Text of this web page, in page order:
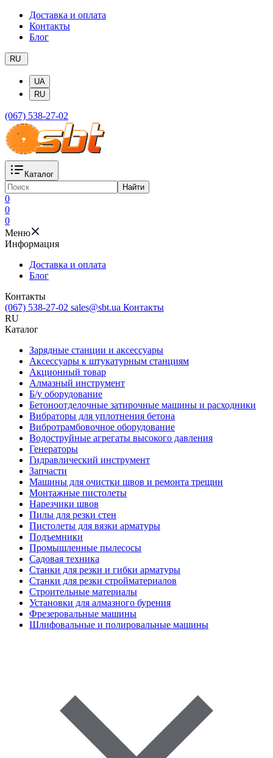
Доставка и оплата
Контакты
Блог
RU
UA
RU
(067) 538-27-02
Каталог
Найти
0
0
0
Меню
Информация
Доставка и оплата
Блог
Контакты
(067) 538-27-02 sales@sbt.ua Контакты
RU
Каталог
Зарядные станции и аксессуары
Аксессуары к штукатурным станциям
Акционный товар
Алмазный инструмент
Б/у оборудование
Бетоноотделочные затирочные машины и расходники
Вибраторы для уплотнения бетона
Вибротрамбовочное оборудование
Водоструйные агрегаты высокого давления
Генераторы
Гидравлический инструмент
Запчасти
Машины для очистки швов и ремонта трещин
Монтажные пистолеты
Нарезчики швов
Пилы для резки стен
Пистолеты для вязки арматуры
Подъемники
Промышленные пылесосы
Садовая техника
Станки для резки и гибки арматуры
Станки для резки стройматериалов
Строительные материалы
Установки для алмазного бурения
Фрезеровальные машины
Шлифовальные и полировальные машины